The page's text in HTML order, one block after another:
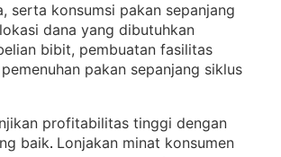
serta konsumsi pakan sepanjang
dana yang dibutuhkan
bibit, pembuatan fasilitas
pakan sepanjang siklus
profitabilitas tinggi dengan
baik. Lonjakan minat konsumen